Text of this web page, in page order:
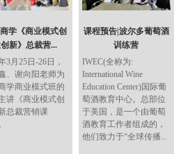
学《商业模式创
新》总裁营...
3月25日-26日，
、谢向阳老师为
学商业模式班的
讲《商业模式创
总裁营销课
课程预告|波尔多葡萄酒
训练营
IWEC(全称为:
International Wine
Education Center)国际葡
萄酒教育中心。总部位
于美国，是一个由葡萄
酒教育工作者组成的，
他们致力于“全球传播...